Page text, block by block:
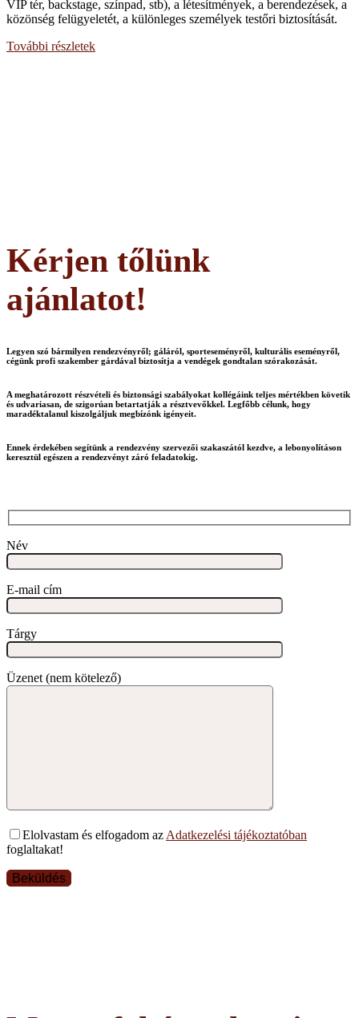
VIP tér, backstage, színpad, stb), a létesítmények, a berendezések, a
közönség felügyeletét, a különleges személyek testőri biztosítását.
További részletek
Kérjen tőlünk
ajánlatot!
Legyen szó bármilyen rendezvényről; gáláról, sporteseményről, kulturális eseményről,
cégünk profi szakember gárdával biztosítja a vendégek gondtalan szórakozását.
A meghatározott részvételi és biztonsági szabályokat kollégáink teljes mértékben követik
és udvariasan, de szigorúan betartatják a résztvevőkkel. Legfőbb célunk, hogy
maradéktalanul kiszolgáljuk megbízónk igényeit.
Ennek érdekében segítünk a rendezvény szervezői szakaszától kezdve, a lebonyolításon
keresztül egészen a rendezvényt záró feladatokig.
Név
E-mail cím
Tárgy
Üzenet (nem kötelező)
Elolvastam és elfogadom az Adatkezelési tájékoztatóban
foglaltakat!